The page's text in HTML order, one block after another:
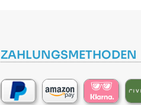
ZAHLUNGSMETHODEN